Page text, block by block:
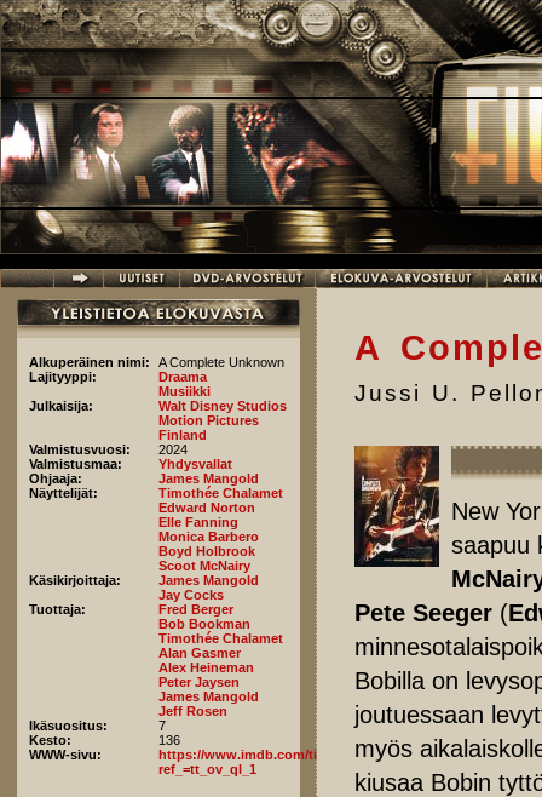
Hyppää pääsisältöön
Alkuperäinen nimi:
A Complete Unknown
Lajityyppi:
Draama
Musiikki
Julkaisija:
Walt Disney Studios
Motion Pictures
Finland
Valmistusvuosi:
2024
Valmistusmaa:
Yhdysvallat
Ohjaaja:
James Mangold
Näyttelijät:
Timothée Chalamet
Edward Norton
Elle Fanning
Monica Barbero
Boyd Holbrook
Scoot McNairy
Käsikirjoittaja:
James Mangold
Jay Cocks
Tuottaja:
Fred Berger
Bob Bookman
Timothée Chalamet
Alan Gasmer
Alex Heineman
Peter Jaysen
James Mangold
Jeff Rosen
Ikäsuositus:
7
Kesto:
136
WWW-sivu:
https://www.imdb.com/title/tt11563598/fullcredits/?
ref_=tt_ov_ql_1
A
Jussi U.
New
saapuu
Pete Seeger (
Bobilla on
joutuessaan
myös
kiusaa Bobin